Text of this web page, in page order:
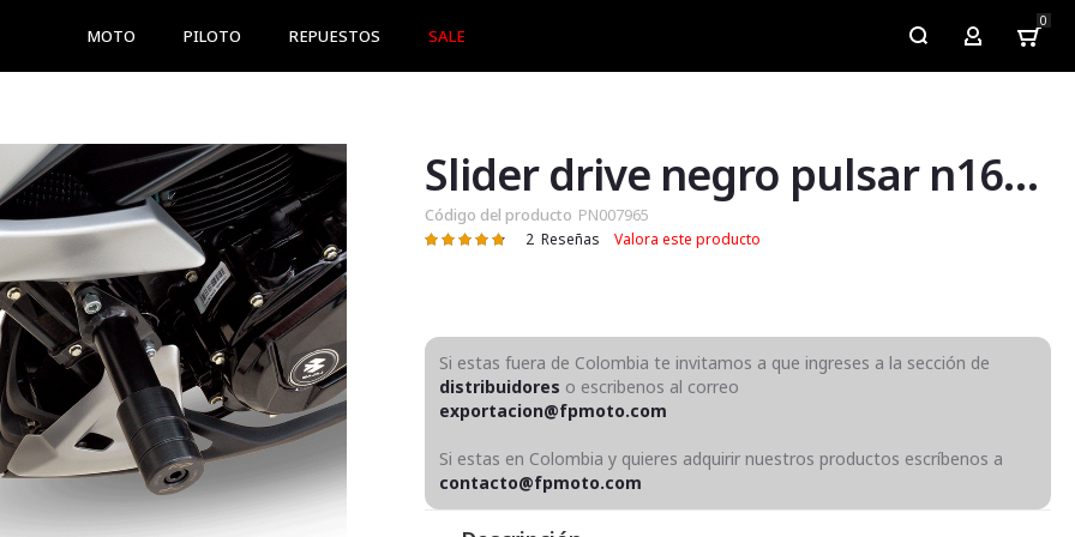
MOTO PILOTO REPUESTOS SALE My Account
0
Slider drive negro pulsar n160/n250
Código del producto PN007965
Valoración: 2 Reseñas Valora este producto
Si estas fuera de Colombia te invitamos a que ingreses a la sección de
distribuidores o escribenos al correo
exportacion@fpmoto.com
Si estas en Colombia y quieres adquirir nuestros productos escríbenos a
contacto@fpmoto.com